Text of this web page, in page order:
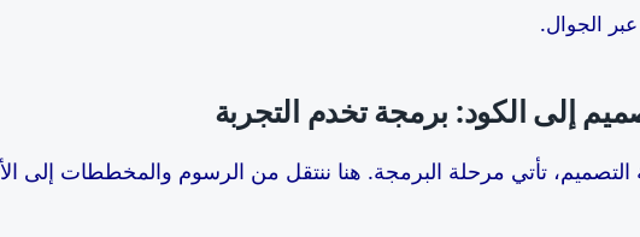
الجوال.
إلى الكود: برمجة تخدم التجربة
التصميم، تأتي مرحلة البرمجة. هنا ننتقل من الرسوم والمخططات إلى